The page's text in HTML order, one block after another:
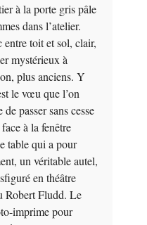
à la porte gris pâle
dans l’atelier.
entre toit et sol, clair,
mystérieux à
plus anciens. Y
le vœu que l’on
passer sans cesse
à la fenêtre
table qui a pour
un véritable autel,
en théâtre
Robert Fludd. Le
imprime pour